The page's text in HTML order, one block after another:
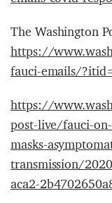
The Washington
https://
fauci-emails/
https://
post-live/fauci-
masks-
transmission/
aca2-